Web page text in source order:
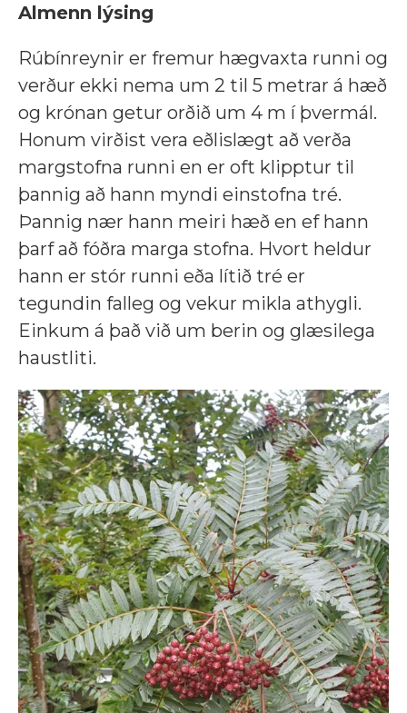
Almenn lýsing
Rúbínreynir er fremur hægvaxta runni og
verður ekki nema um 2 til 5 metrar á hæð
og krónan getur orðið um 4 m í þvermál.
Honum virðist vera eðlislægt að verða
margstofna runni en er oft klipptur til
þannig að hann myndi einstofna tré.
Þannig nær hann meiri hæð en ef hann
þarf að fóðra marga stofna. Hvort heldur
hann er stór runni eða lítið tré er
tegundin falleg og vekur mikla athygli.
Einkum á það við um berin og glæsilega
haustliti.